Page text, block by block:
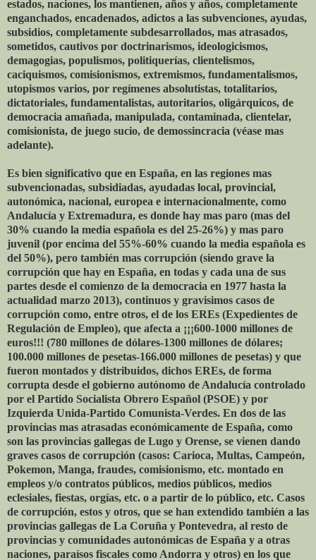
estados, naciones, los mantienen, años y años, completamente
enganchados, encadenados, adictos a las subvenciones, ayudas,
subsidios, completamente subdesarrollados, mas atrasados,
sometidos, cautivos por doctrinarismos, ideologicismos,
demagogias, populismos, politiquerías, clientelismos,
caciquismos, comisionismos, extremismos, fundamentalismos,
utopismos varios, por regímenes absolutistas, totalitarios,
dictatoriales, fundamentalistas, autoritarios, oligárquicos, de
democracia amañada, manipulada, contaminada, clientelar,
comisionista, de juego sucio, de demossincracia (véase mas
adelante).
Es bien significativo que en España, en las regiones mas
subvencionadas, subsidiadas, ayudadas local, provincial,
autonómica, nacional, europea e internacionalmente, como
Andalucía y Extremadura, es donde hay mas paro (mas del
30% cuando la media española es del 25-26%) y mas paro
juvenil (por encima del 55%-60% cuando la media española es
del 50%), pero también mas corrupción (siendo grave la
corrupción que hay en España, en todas y cada una de sus
partes desde el comienzo de la democracia en 1977 hasta la
actualidad marzo 2013), continuos y gravisimos casos de
corrupción como, entre otros, el de los EREs (Expedientes de
Regulación de Empleo), que afecta a ¡¡¡600-1000 millones de
euros!!! (780 millones de dólares-1300 millones de dólares;
100.000 millones de pesetas-166.000 millones de pesetas) y que
fueron montados y distribuidos, dichos EREs, de forma
corrupta desde el gobierno autónomo de Andalucía controlado
por el Partido Socialista Obrero Español (PSOE) y por
Izquierda Unida-Partido Comunista-Verdes. En dos de las
provincias mas atrasadas económicamente de España, como
son las provincias gallegas de Lugo y Orense, se vienen dando
graves casos de corrupción (casos: Carioca, Multas, Campeón,
Pokemon, Manga, fraudes, comisionismo, etc. montado en
empleos y/o contratos públicos, medios públicos, medios
eclesiales, fiestas, orgías, etc. o a partir de lo público, etc. Casos
de corrupción, estos y otros, que se han extendido también a las
provincias gallegas de La Coruña y Pontevedra, al resto de
provincias y comunidades autonómicas de España y a otras
naciones, paraísos fiscales como Andorra y otros) en los que